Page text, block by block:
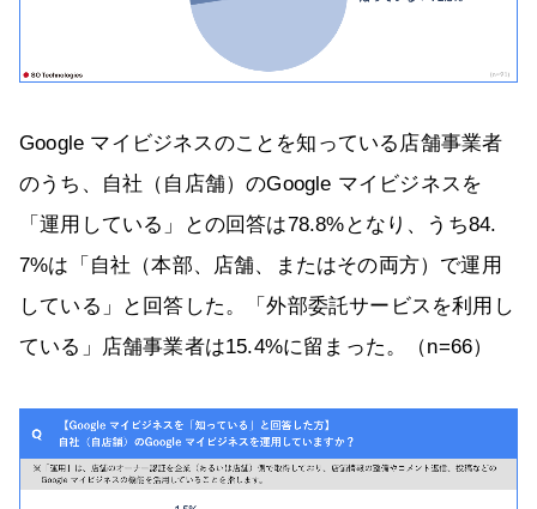
Google マイビジネスのことを知っている店舗事業者
のうち、自社（自店舗）のGoogle マイビジネスを
「運用している」との回答は78.8%となり、うち84.
7%は「自社（本部、店舗、またはその両方）で運用
している」と回答した。「外部委託サービスを利用し
ている」店舗事業者は15.4%に留まった。（n=66）